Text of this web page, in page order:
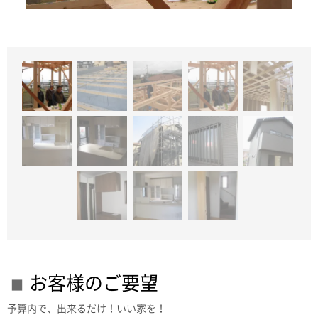
お客様のご要望
予算内で、出来るだけ！いい家を！